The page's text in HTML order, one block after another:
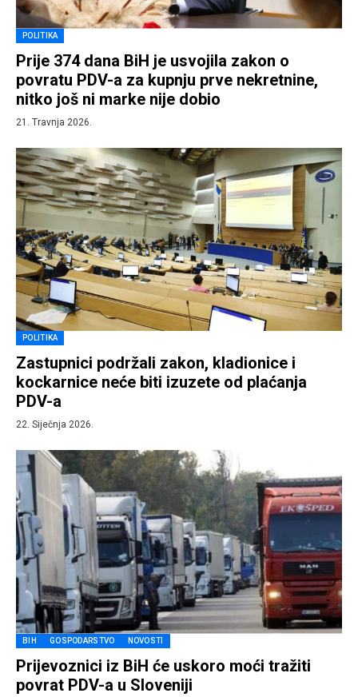
POLITIKA
Prije 374 dana BiH je usvojila zakon o
povratu PDV-a za kupnju prve nekretnine,
nitko još ni marke nije dobio
21. Travnja 2026.
POLITIKA
Zastupnici podržali zakon, kladionice i
kockarnice neće biti izuzete od plaćanja
PDV-a
22. Siječnja 2026.
BIH GOSPODARSTVO NOVOSTI
Prijevoznici iz BiH će uskoro moći tražiti
povrat PDV-a u Sloveniji